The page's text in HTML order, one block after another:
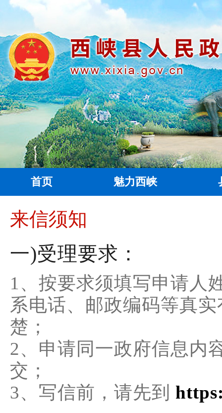
首页 魅力西峡
来信须知
一)受理要求：
1、按要求须填写申请人
系电话、邮政编码等真
楚；
2、申请同一政府信息内
交；
3、写信前，请先到